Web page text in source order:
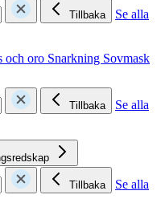
Tillbaka
Se alla
och oro Snarkning Sovmask
Tillbaka
Se alla
Tillbaka
Se alla